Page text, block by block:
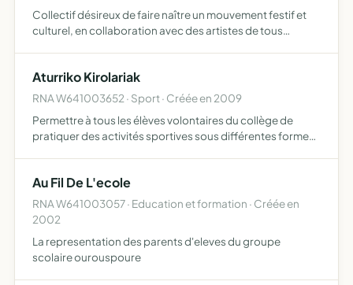
Collectif désireux de faire naître un mouvement festif et
culturel, en collaboration avec des artistes de tous
Aturriko Kirolariak
RNA W641003652 · Sport · Créée en 2009
Permettre à tous les élèves volontaires du collège de
pratiquer des activités sportives sous différentes formes
Au Fil De L'ecole
RNA W641003057 · Education et formation · Créée en
2002
La representation des parents d'eleves du groupe
scolaire ourouspoure